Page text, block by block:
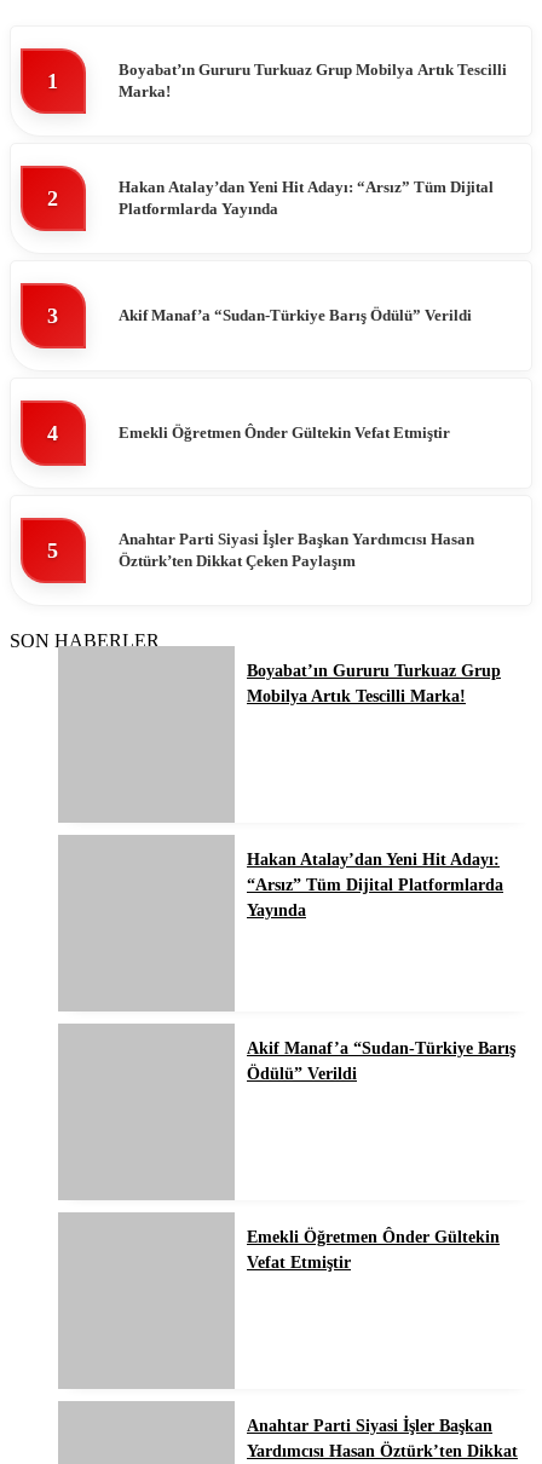
1
Boyabat’ın Gururu Turkuaz Grup Mobilya Artık Tescilli
Marka!
2
Hakan Atalay’dan Yeni Hit Adayı: “Arsız” Tüm Dijital
Platformlarda Yayında
3 Akif Manaf’a “Sudan-Türkiye Barış Ödülü” Verildi
4 Emekli Öğretmen Ônder Gültekin Vefat Etmiştir
5
Anahtar Parti Siyasi İşler Başkan Yardımcısı Hasan
Öztürk’ten Dikkat Çeken Paylaşım
SON HABERLER
Boyabat’ın Gururu Turkuaz Grup
Mobilya Artık Tescilli Marka!
Hakan Atalay’dan Yeni Hit Adayı:
“Arsız” Tüm Dijital Platformlarda
Yayında
Akif Manaf’a “Sudan-Türkiye Barış
Ödülü” Verildi
Emekli Öğretmen Ônder Gültekin
Vefat Etmiştir
Anahtar Parti Siyasi İşler Başkan
Yardımcısı Hasan Öztürk’ten Dikkat